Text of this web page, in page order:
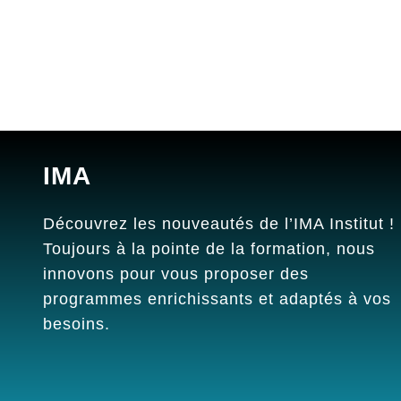
IMA
Découvrez les nouveautés de l’IMA Institut !
Toujours à la pointe de la formation, nous
innovons pour vous proposer des
programmes enrichissants et adaptés à vos
besoins.